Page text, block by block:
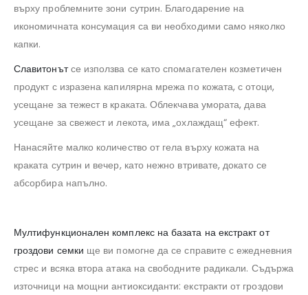
върху проблемните зони сутрин. Благодарение на
икономичната консумация са ви необходими само няколко
капки.
Славитонътсе използва се като спомагателен козметичен
продукт с изразена капилярна мрежа по кожата, с отоци,
усещане за тежест в краката. Облекчава умората, дава
усещане за свежест и лекота, има „охлаждащ“ ефект.
Нанасяйте малко количество от гела върху кожата на
краката сутрин и вечер, като нежно втривате, докато се
абсорбира напълно.
Мултифункционален комплекс на базата на екстракт от
гроздови семки ще ви помогне да се справите с ежедневния
стрес и всяка втора атака на свободните радикали. Съдържа
източници на мощни антиоксиданти: екстракти от гроздови